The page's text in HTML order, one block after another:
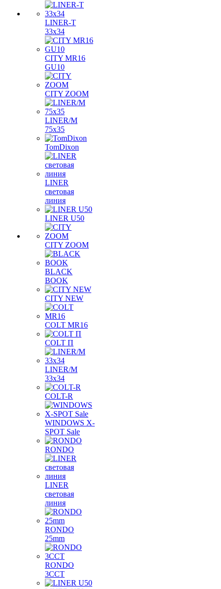
LINER-T
33x34
CITY MR16
GU10
CITY ZOOM
LINER/M
75х35
TomDixon
LINER
световая
линия
LINER U50
CITY ZOOM
BLACK
BOOK
CITY NEW
COLT MR16
COLT П
LINER/М
33х34
COLT-R
WINDOWS X-
SPOT Sale
RONDO
LINER
световая
линия
RONDO
25mm
RONDO
3CCT